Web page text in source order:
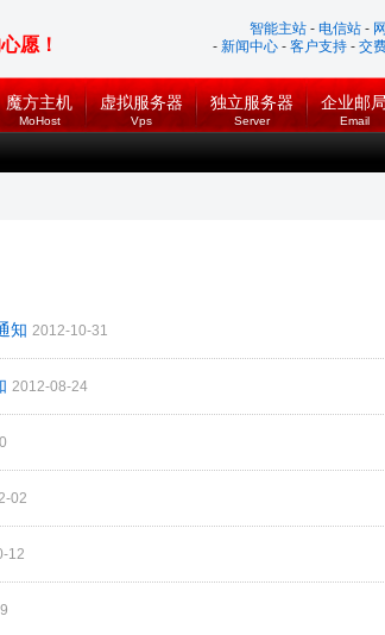
愿！
智能主站 - 电信站 -
- 新闻中心 - 客户支持 - 交
魔方主机
MoHost
虚拟服务器
Vps
独立服务器
Server
企业邮
Email
知 2012-10-31
2012-08-24
02
12